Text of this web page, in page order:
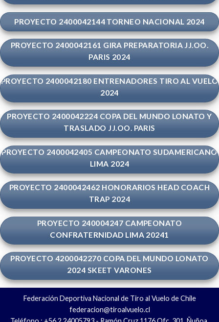
PROYECTO 2400042144 TORNEO NACIONAL 2024
PROYECTO 2400042161 GIRA PREPARATORIA JJ.OO.
PARIS 2024
PROYECTO 2400042180 ENTRENADORES TIRO AL VUELO
2024
PROYECTO 2400042224 COPA DEL MUNDO LONATO Y
TRASLADO JJ.OO. PARIS
PROYECTO 2400042405 CAMPEONATO SUDAMERICANO
LIMA 2024
PROYECTO 2400042462 HONORARIOS HEAD COACH
TRAP 2024
PROYECTO 240004247 CAMPEONATO
CONFRATERNIDAD LIMA 20241
PROYECTO 4200042270 COPA DEL MUNDO LONATO
2024 SKEET VARONES
Federación Deportiva Nacional de Tiro al Vuelo de Chile
federacion@tiroalvuelo.cl